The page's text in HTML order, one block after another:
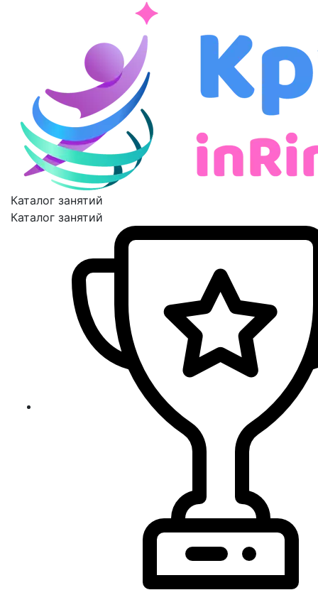
Каталог занятий
Каталог занятий